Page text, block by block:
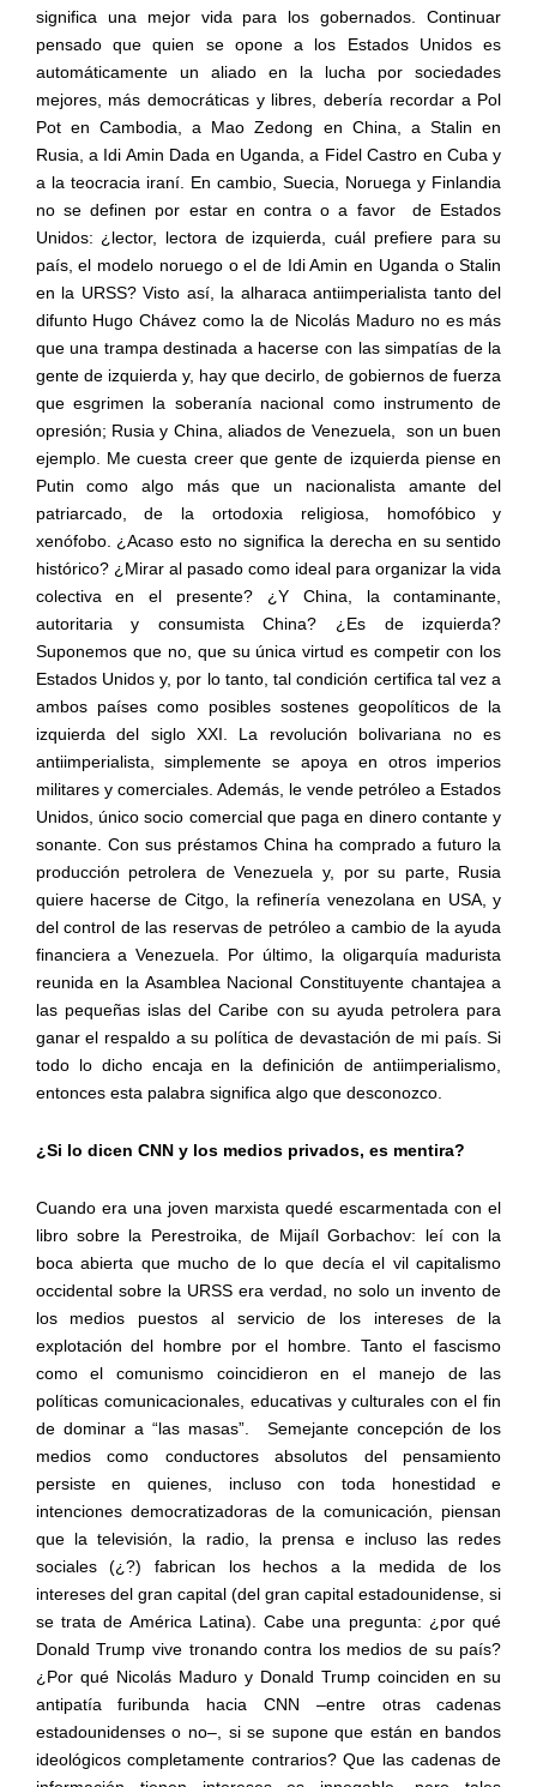
significa una mejor vida para los gobernados. Continuar
pensado que quien se opone a los Estados Unidos es
automáticamente un aliado en la lucha por sociedades
mejores, más democráticas y libres, debería recordar a Pol
Pot en Cambodia, a Mao Zedong en China, a Stalin en
Rusia, a Idi Amin Dada en Uganda, a Fidel Castro en Cuba y
a la teocracia iraní. En cambio, Suecia, Noruega y Finlandia
no se definen por estar en contra o a favor
de Estados
Unidos: ¿lector, lectora de izquierda, cuál prefiere para su
país, el modelo noruego o el de Idi Amin en Uganda o Stalin
en la URSS? Visto así, la alharaca antiimperialista tanto del
difunto Hugo Chávez como la de Nicolás Maduro no es más
que una trampa destinada a hacerse con las simpatías de la
gente de izquierda y, hay que decirlo, de gobiernos de fuerza
que esgrimen la soberanía nacional como instrumento de
opresión; Rusia y China, aliados de Venezuela,
son un buen
ejemplo. Me cuesta creer que gente de izquierda piense en
Putin como algo más que un nacionalista amante del
patriarcado, de la ortodoxia religiosa, homofóbico y
xenófobo. ¿Acaso esto no significa la derecha en su sentido
histórico? ¿Mirar al pasado como ideal para organizar la vida
colectiva en el presente? ¿Y China, la contaminante,
autoritaria y consumista China? ¿Es de izquierda?
Suponemos que no, que su única virtud es competir con los
Estados Unidos y, por lo tanto, tal condición certifica tal vez a
ambos países como posibles sostenes geopolíticos de la
izquierda del siglo XXI. La revolución bolivariana no es
antiimperialista, simplemente se apoya en otros imperios
militares y comerciales. Además, le vende petróleo a Estados
Unidos, único socio comercial que paga en dinero contante y
sonante. Con sus préstamos China ha comprado a futuro la
producción petrolera de Venezuela y, por su parte, Rusia
quiere hacerse de Citgo, la refinería venezolana en USA, y
del control de las reservas de petróleo a cambio de la ayuda
financiera a Venezuela. Por último, la oligarquía madurista
reunida en la Asamblea Nacional Constituyente chantajea a
las pequeñas islas del Caribe con su ayuda petrolera para
ganar el respaldo a su política de devastación de mi país. Si
todo lo dicho encaja en la definición de antiimperialismo,
entonces esta palabra significa algo que desconozco.
¿Si lo dicen CNN y los medios privados, es mentira?
Cuando era una joven marxista quedé escarmentada con el
libro sobre la Perestroika, de Mijaíl Gorbachov: leí con la
boca abierta que mucho de lo que decía el vil capitalismo
occidental sobre la URSS era verdad, no solo un invento de
los medios puestos al servicio de los intereses de la
explotación del hombre por el hombre. Tanto el fascismo
como el comunismo coincidieron en el manejo de las
políticas comunicacionales, educativas y culturales con el fin
de dominar a “las masas”.
Semejante concepción de los
medios como conductores absolutos del pensamiento
persiste en quienes, incluso con toda honestidad e
intenciones democratizadoras de la comunicación, piensan
que la televisión, la radio, la prensa e incluso las redes
sociales (¿?) fabrican los hechos a la medida de los
intereses del gran capital (del gran capital estadounidense, si
se trata de América Latina). Cabe una pregunta: ¿por qué
Donald Trump vive tronando contra los medios de su país?
¿Por qué Nicolás Maduro y Donald Trump coinciden en su
antipatía furibunda hacia CNN –entre otras cadenas
estadounidenses o no–, si se supone que están en bandos
ideológicos completamente contrarios? Que las cadenas de